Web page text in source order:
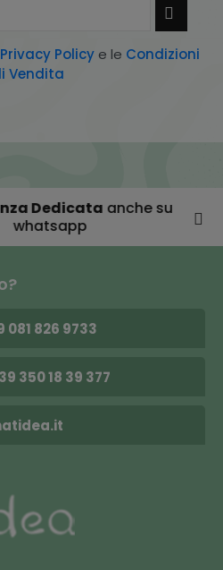
Privacy Policy e le Condizioni
Vendita
Dedicataanche su
081 826 9733
350 18 39 377